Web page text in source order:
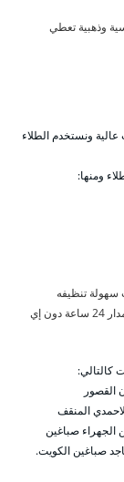
وذهبية تعطي
ونستخدم الطلاء
ومنها:
أسعارنا مميزة ونوفر خدمتنا لكافة مناطق الكويت ونعمل على مدار 24 ساعة دون إي
كالتالي:
القصور
المنقف
الجهراء صباغين
صباغين الكويت.